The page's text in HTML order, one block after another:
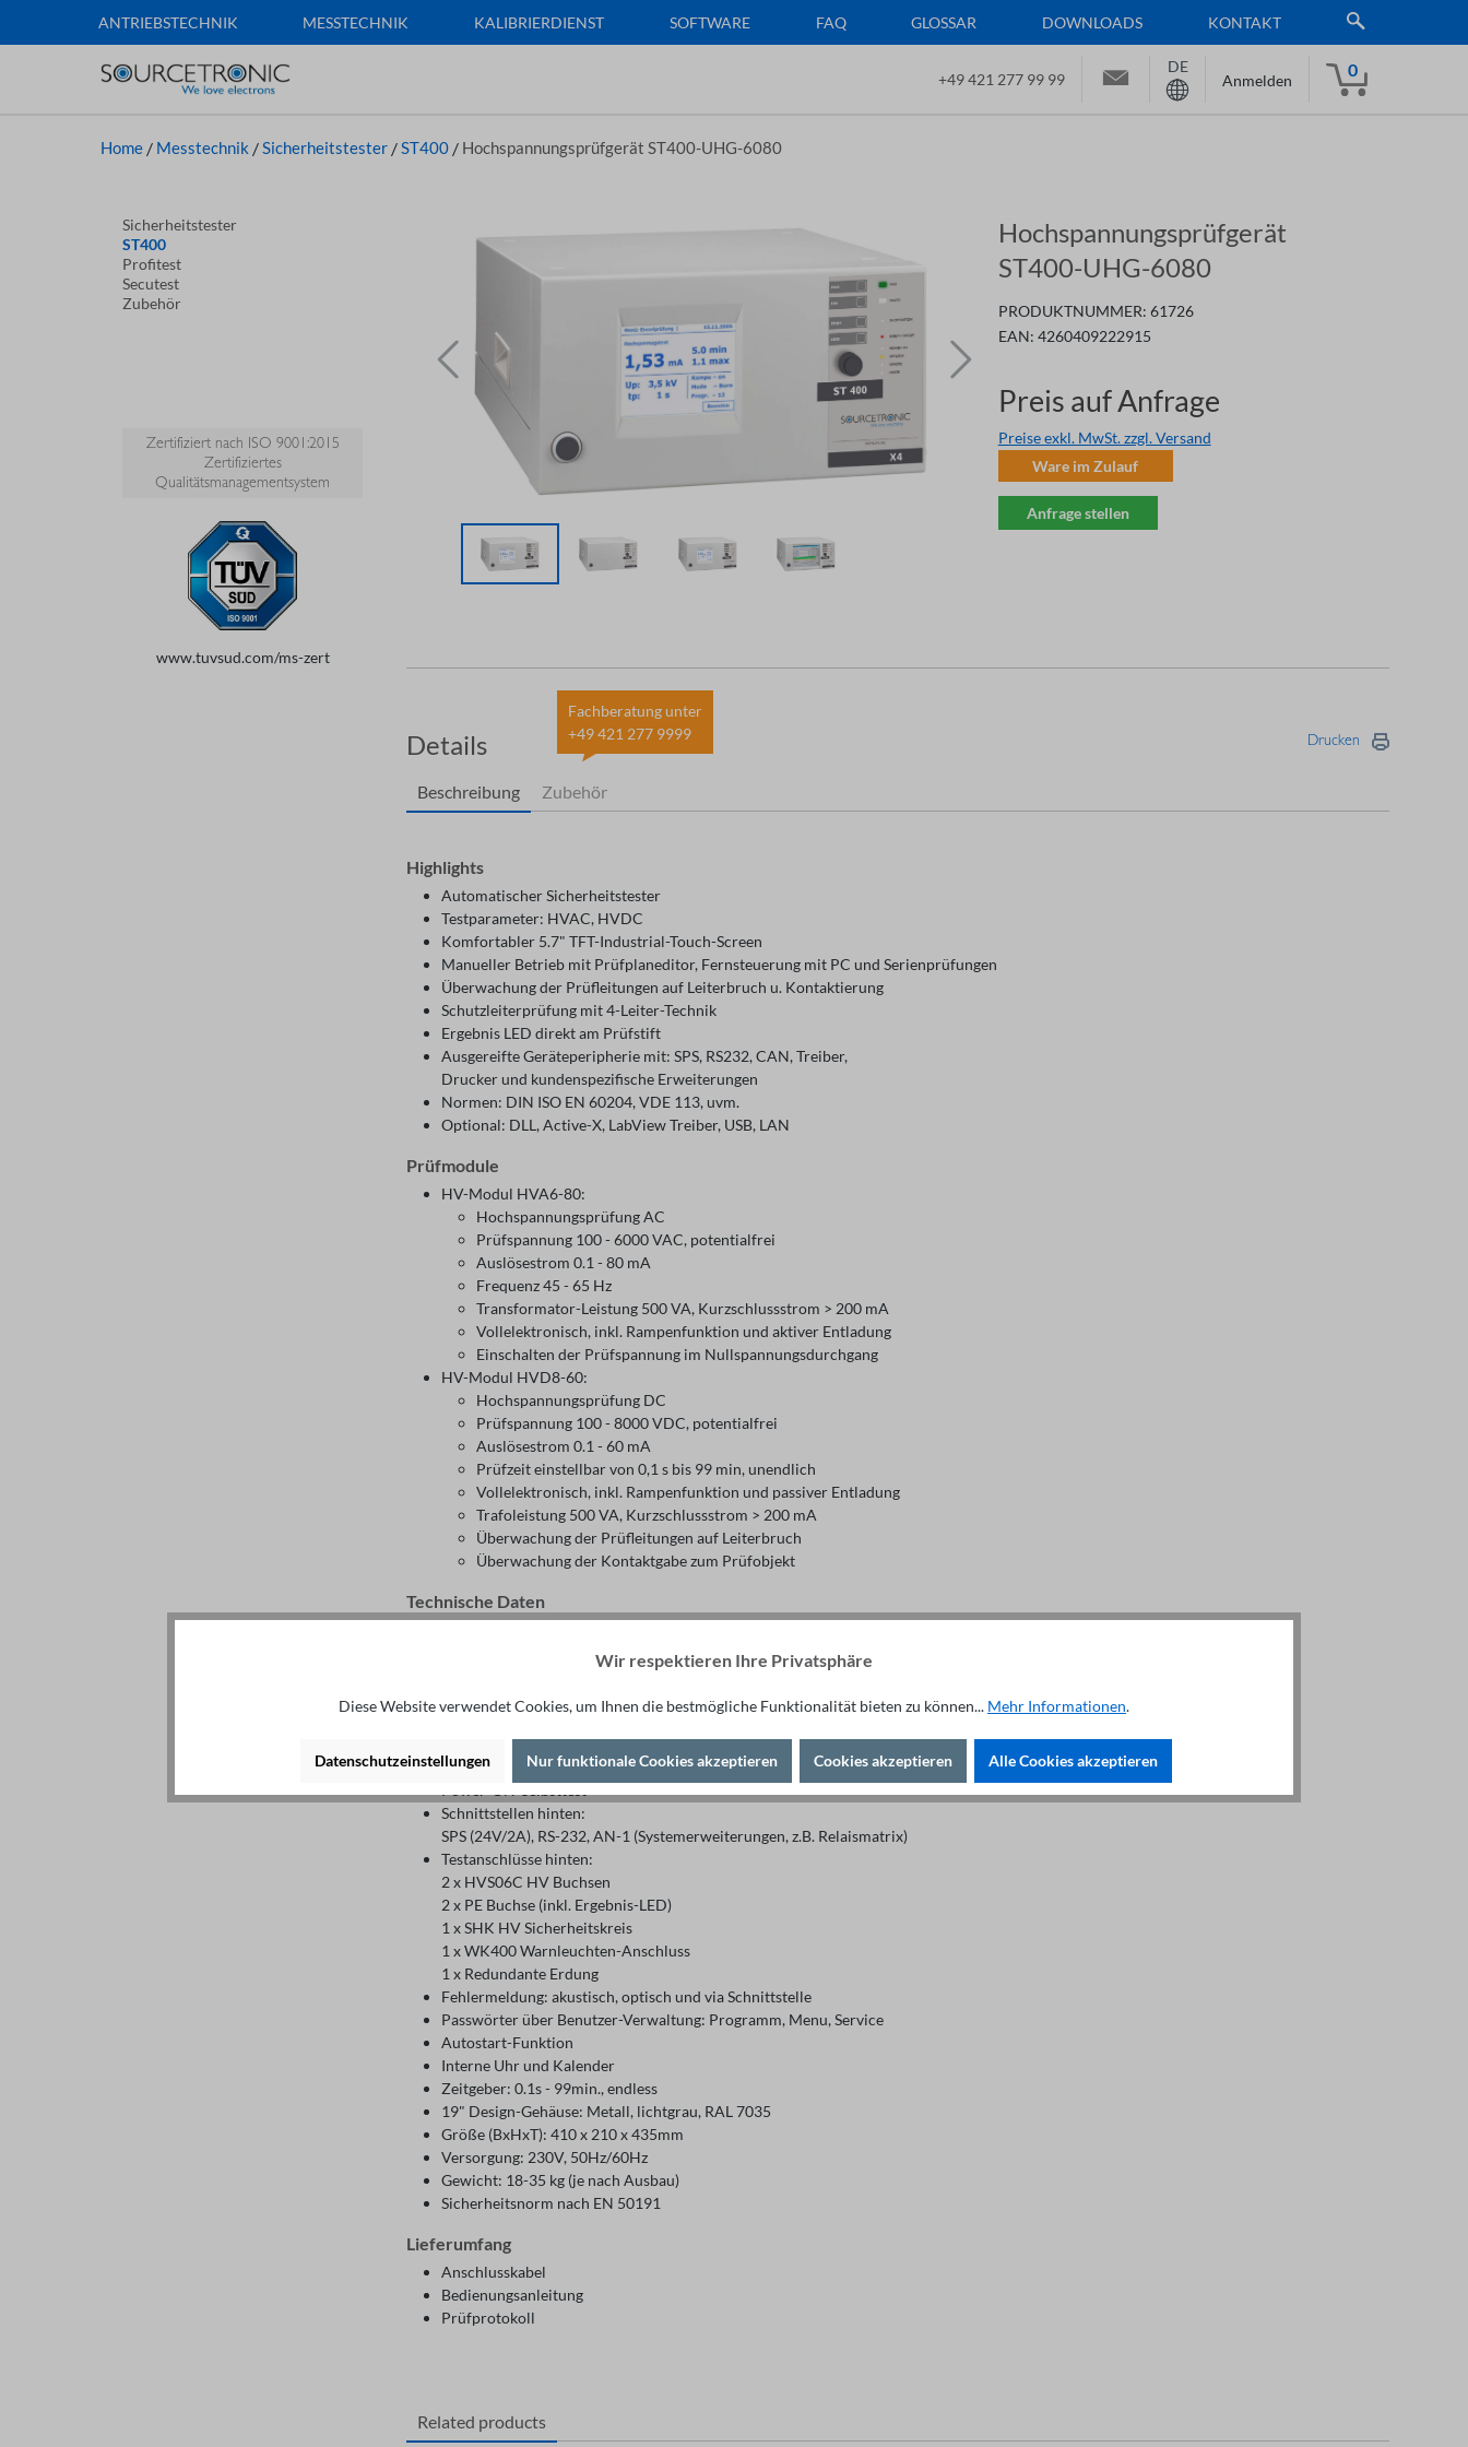
ANTRIEBSTECHNIK MESSTECHNIK KALIBRIERDIENST SOFTWARE FAQ GLOSSAR DOWNLOADS KONTAKT
+49 421 277 99 99
DE
Anmelden
0
Home / Messtechnik /Sicherheitstester /ST400 / Hochspannungsprüfgerät ST400-UHG-6080
Sicherheitstester
ST400
Profitest
Secutest
Zubehör
Zertifiziert nach ISO 9001:2015
Zertifiziertes
Qualitätsmanagementsystem
www.tuvsud.com/ms-zert
Hochspannungsprüfgerät
ST400-UHG-6080
PRODUKTNUMMER: 61726
EAN: 4260409222915
Preis auf Anfrage
Preise exkl. MwSt. zzgl. Versand
Ware im Zulauf
Anfrage stellen
Details
Fachberatung unter
+49 421 277 9999
Drucken
Beschreibung Zubehör
Highlights
Automatischer Sicherheitstester
Testparameter: HVAC, HVDC
Komfortabler 5.7" TFT-Industrial-Touch-Screen
Manueller Betrieb mit Prüfplaneditor, Fernsteuerung mit PC und Serienprüfungen
Überwachung der Prüfleitungen auf Leiterbruch u. Kontaktierung
Schutzleiterprüfung mit 4-Leiter-Technik
Ergebnis LED direkt am Prüfstift
Ausgereifte Geräteperipherie mit: SPS, RS232, CAN, Treiber,
Drucker und kundenspezifische Erweiterungen
Normen: DIN ISO EN 60204, VDE 113, uvm.
Optional: DLL, Active-X, LabView Treiber, USB, LAN
Prüfmodule
HV-Modul HVA6-80:
Hochspannungsprüfung AC
Prüfspannung 100 - 6000 VAC, potentialfrei
Auslösestrom 0.1 - 80 mA
Frequenz 45 - 65 Hz
Transformator-Leistung 500 VA, Kurzschlussstrom > 200 mA
Vollelektronisch, inkl. Rampenfunktion und aktiver Entladung
Einschalten der Prüfspannung im Nullspannungsdurchgang
HV-Modul HVD8-60:
Hochspannungsprüfung DC
Prüfspannung 100 - 8000 VDC, potentialfrei
Auslösestrom 0.1 - 60 mA
Prüfzeit einstellbar von 0,1 s bis 99 min, unendlich
Vollelektronisch, inkl. Rampenfunktion und passiver Entladung
Trafoleistung 500 VA, Kurzschlussstrom > 200 mA
Überwachung der Prüfleitungen auf Leiterbruch
Überwachung der Kontaktgabe zum Prüfobjekt
Technische Daten
Alle Grenzwerte frei programmierbar
Multifunktionsdrehschalter "Navigation Plus"
Taster: PASS, FAIL, START, LOCK
Signal LEDs: PASSED, FAILED, IN OPERATION, SAFETY CIRCUIT,
POWER ON, KEYLOCK, REMOTE, ERROR
Schnittstellen hinten:
SPS (24V/2A), RS-232, AN-1 (Systemerweiterungen, z.B. Relaismatrix)
Testanschlüsse hinten:
2 x HVS06C HV Buchsen
2 x PE Buchse (inkl. Ergebnis-LED)
1 x SHK HV Sicherheitskreis
1 x WK400 Warnleuchten-Anschluss
1 x Redundante Erdung
Fehlermeldung: akustisch, optisch und via Schnittstelle
Passwörter über Benutzer-Verwaltung: Programm, Menu, Service
Autostart-Funktion
Interne Uhr und Kalender
Zeitgeber: 0.1s - 99min., endless
19" Design-Gehäuse: Metall, lichtgrau, RAL 7035
Größe (BxHxT): 410 x 210 x 435mm
Versorgung: 230V, 50Hz/60Hz
Gewicht: 18-35 kg (je nach Ausbau)
Sicherheitsnorm nach EN 50191
Lieferumfang
Anschlusskabel
Bedienungsanleitung
Prüfprotokoll
Related products
Wir respektieren Ihre Privatsphäre
Diese Website verwendet Cookies, um Ihnen die bestmögliche Funktionalität bieten zu können... Mehr Informationen.
Datenschutzeinstellungen Nur funktionale Cookies akzeptieren Cookies akzeptieren Alle Cookies akzeptieren